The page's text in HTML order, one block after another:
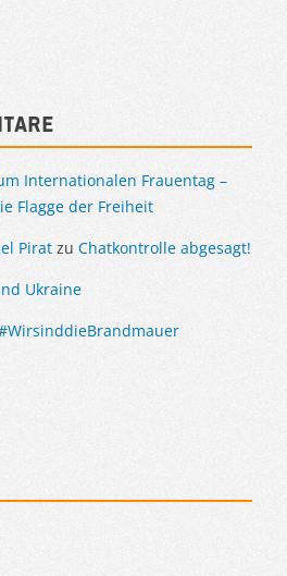
Internationalen Frauentag –
Flagge der Freiheit
Pirat zu Chatkontrolle abgesagt!
Ukraine